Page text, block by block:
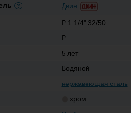
? Двин
P 1 1/4" 32/50
P
5 лет
Водяной
нержавеющая сталь
хром